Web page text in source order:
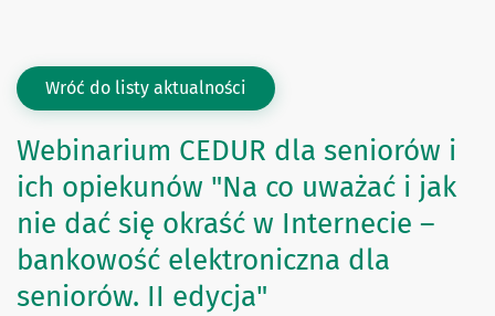
Wróć do listy aktualności
Webinarium CEDUR dla seniorów i
ich opiekunów "Na co uważać i jak
nie dać się okraść w Internecie –
bankowość elektroniczna dla
seniorów. II edycja"